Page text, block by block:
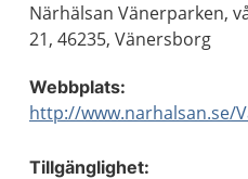
Närhälsan Vänerparken,
21, 46235, Vänersborg
Webbplats:
http://www.narhalsan.se/
Tillgänglighet: